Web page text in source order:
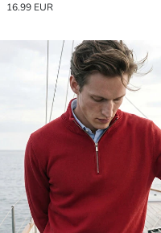
16.99 EUR